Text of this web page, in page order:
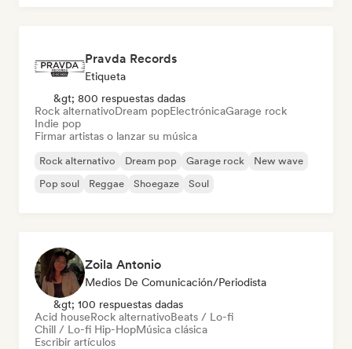
Pravda Records
Etiqueta
&gt; 800 respuestas dadas
Rock alternativoDream popElectrónicaGarage rock
Indie pop
Firmar artistas o lanzar su música
Rock alternativo Dream pop Garage rock
New wave
Pop soul
Reggae Shoegaze Soul
Zoila Antonio
Medios De Comunicación/Periodista
&gt; 100 respuestas dadas
Acid houseRock alternativoBeats / Lo-fi
Chill / Lo-fi Hip-HopMúsica clásica
Escribir artículos